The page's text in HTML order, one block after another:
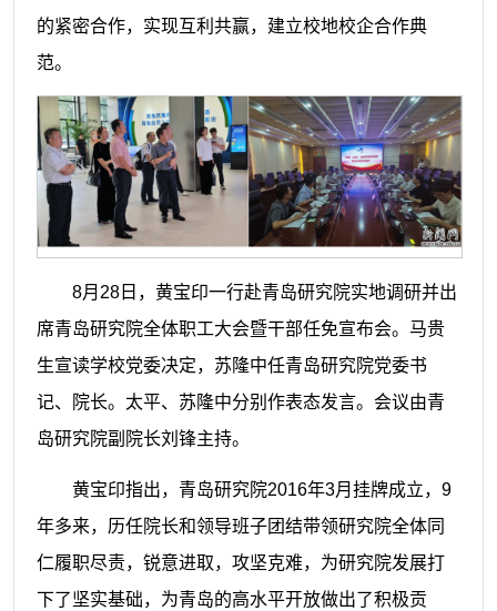
的紧密合作，实现互利共赢，建立校地校企合作典
范。
8月28日，黄宝印一行赴青岛研究院实地调研并出
席青岛研究院全体职工大会暨干部任免宣布会。马贵
生宣读学校党委决定，苏隆中任青岛研究院党委书
记、院长。太平、苏隆中分别作表态发言。会议由青
岛研究院副院长刘锋主持。
黄宝印指出，青岛研究院2016年3月挂牌成立，9
年多来，历任院长和领导班子团结带领研究院全体同
仁履职尽责，锐意进取，攻坚克难，为研究院发展打
下了坚实基础，为青岛的高水平开放做出了积极贡